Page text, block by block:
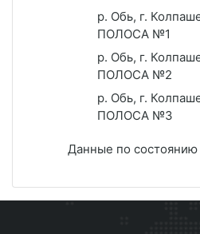
р. Обь, г.
ПОЛОСА №1
р. Обь, г.
ПОЛОСА №2
р. Обь, г.
ПОЛОСА №3
Данные по состоянию